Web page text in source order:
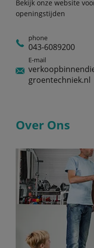
Bekijk onze website
openingstijden
phone
043-6089200
E-mail
groentechniek.nl
Over Ons